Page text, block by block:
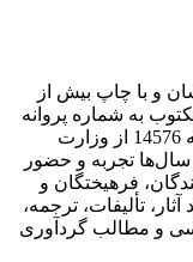
و با چاپ بیش از
به شماره پروانه
۱۱۶۴۸ و مجوز نشر دیجیتال به شماره پروانه 14576 از وزارت
تجربه و حضور
فرهیختگان و
تألیفات، ترجمه،
و مطالب گردآوری